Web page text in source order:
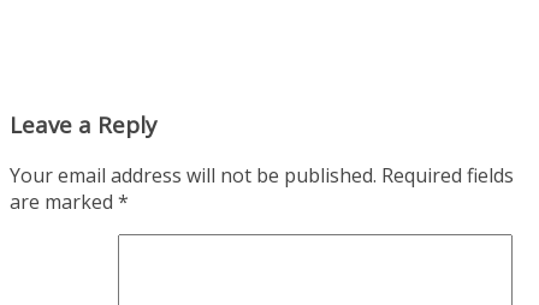
Leave a Reply
Your email address will not be published. Required fields
are marked *